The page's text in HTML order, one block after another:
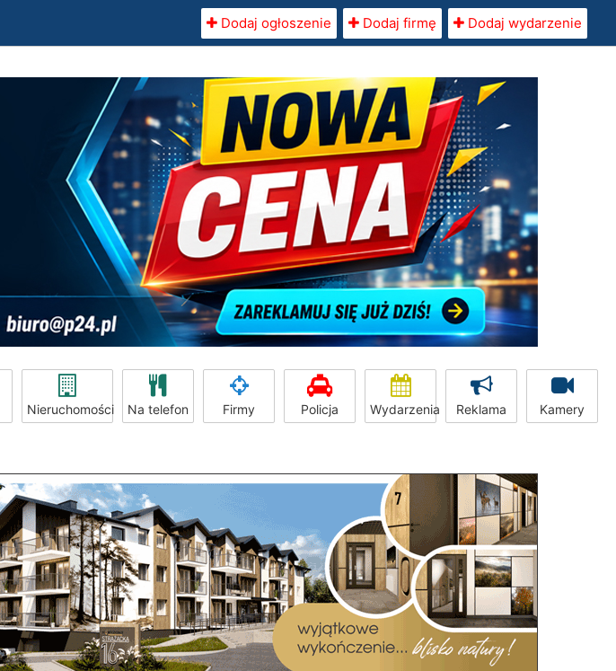
Dodaj ogłoszenie Dodaj firmę Dodaj wydarzenie
Nieruchomości Na telefon Firmy Policja Wydarzenia Reklama Kamery